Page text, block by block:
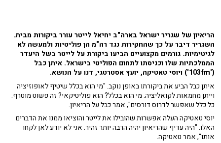
הריאיון של שגריר ישראל בארה"ב יחיאל לייטר עורר ביקורות מבית.
השגריר דיבר על כך שהחקירות נגד רה"מ הן פוליטיות ולמעשה לא
לגיטימיות. גורמים מקצועיים הביעו ביקורת על לייטר בשל היעדר
הממלכתיות שלו וכניסתו לתחום הפוליטי בישראל. איתן כבל
('103fm') ויוסי טאטיקה, יועץ אסטרטגי, דנו על הנושא.
איתן כבל הביע את ביקורתו באופן נוקב. "מי הוא בכלל שיטיף לאופוזיציה
וייתן מחמאות לקואליציה. מי הוא בכלל? הוא פוליטיקאי? זה פשוט מוטרף.
כל כלל שאפשר לדרוס דורסים", אמר כבל על הריאיון.
יוסי טאטיקה העלה אפשרות שהובילו את לייטר והוציאו ממנו את הדברים
האלו. "היה עדיף שהריאיון יהיה הרבה יותר זהיר. אני לא יודע לאן לקחו
אותו", אמר טאטיקה.